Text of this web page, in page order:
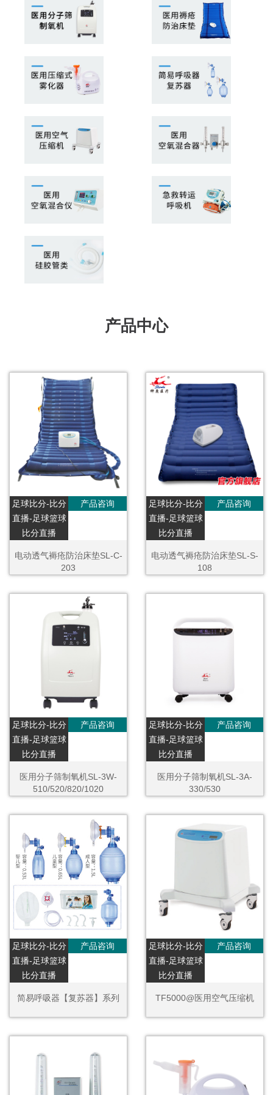
产品中心
足球比分-比分
直播-足球篮球
比分直播
产品咨询
电动透气褥疮防治床垫SL-C-
203
足球比分-比分
直播-足球篮球
比分直播
产品咨询
电动透气褥疮防治床垫SL-S-
108
足球比分-比分
直播-足球篮球
比分直播
产品咨询
医用分子筛制氧机SL-3W-
510/520/820/1020
足球比分-比分
直播-足球篮球
比分直播
产品咨询
医用分子筛制氧机SL-3A-
330/530
足球比分-比分
直播-足球篮球
比分直播
产品咨询
简易呼吸器【复苏器】系列
足球比分-比分
直播-足球篮球
比分直播
产品咨询
TF5000@医用空气压缩机